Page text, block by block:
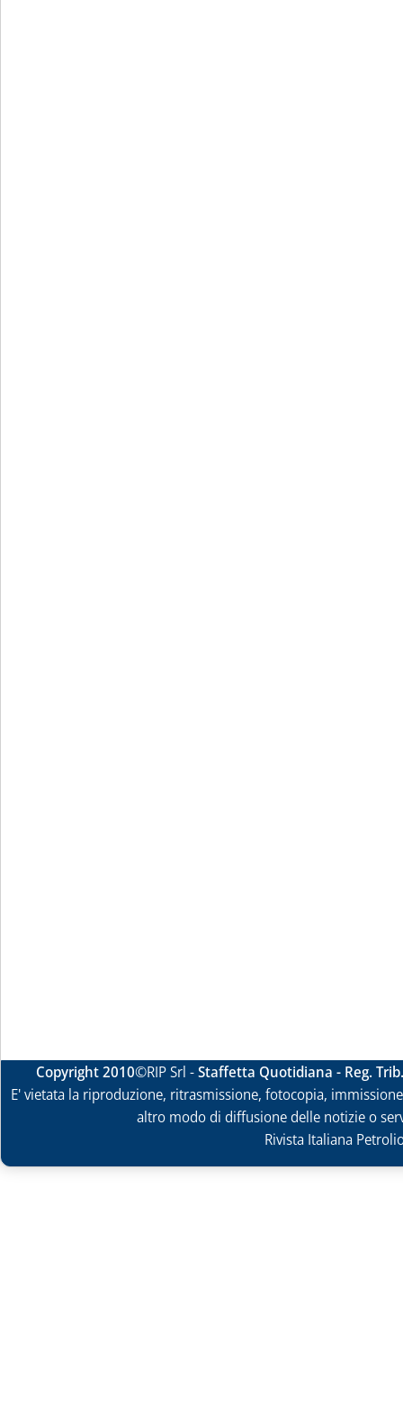
Copyright 2010©RIP Srl -Staffetta Quotidiana - Reg.
E' vietata la riproduzione, ritrasmissione, fotocopia,
altro modo di diffusione delle notizie o
Rivista Italiana